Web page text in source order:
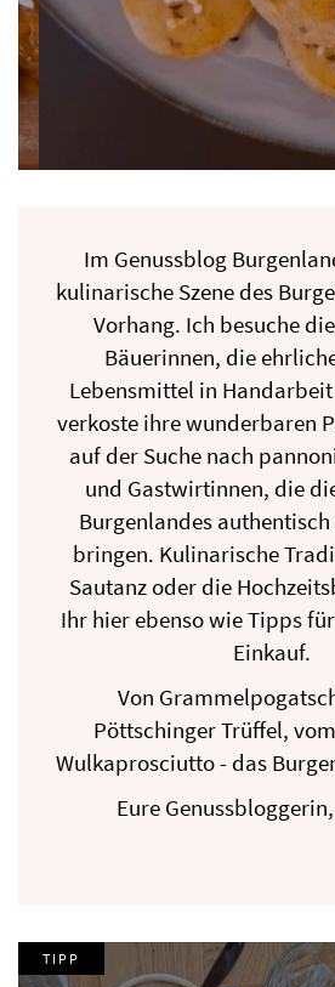
Im Genussblog
kulinarische Szene des
Vorhang. Ich besuche
Bäuerinnen, die
Lebensmittel in
verkoste ihre wunderbaren
auf der Suche nach
und Gastwirtinnen, die
Burgenlandes
bringen. Kulinarische
Sautanz oder die
Ihr hier ebenso wie Tipps
Einkauf.
Von
Pöttschinger Trüffel,
Wulkaprosciutto - das
Eure
TIPP